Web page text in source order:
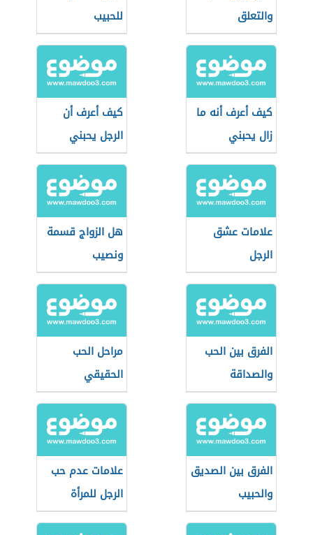
والتعلق
للحبيب
كيف أعرف أنه ما
زال يحبني
كيف أعرف أن
الرجل يحبني
بصدق
علامات عشق
الرجل
هل الزواج قسمة
ونصيب
الفرق بين الحب
والصداقة
مراحل الحب
الحقيقي
الفرق بين الصديق
والحبيب
علامات عدم حب
الرجل للمرأة